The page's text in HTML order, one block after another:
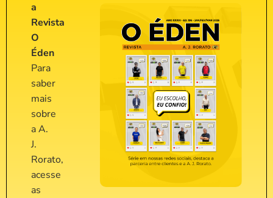
a
Revista
O
Éden
Para
saber
mais
sobre
a A.
J.
Rorato,
acesse
as